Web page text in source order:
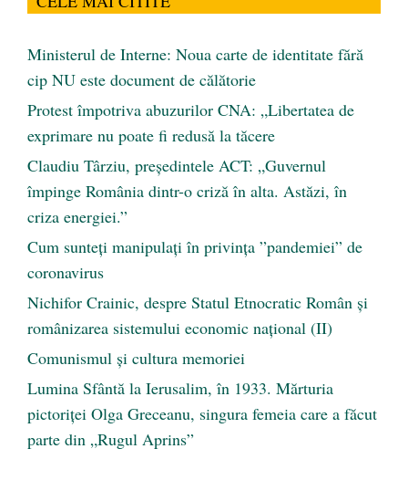
Ministerul de Interne: Noua carte de identitate fără
cip NU este document de călătorie
Protest împotriva abuzurilor CNA: „Libertatea de
exprimare nu poate fi redusă la tăcere
Claudiu Târziu, președintele ACT: „Guvernul
împinge România dintr-o criză în alta. Astăzi, în
criza energiei.”
Cum sunteți manipulați în privința ”pandemiei” de
coronavirus
Nichifor Crainic, despre Statul Etnocratic Român şi
românizarea sistemului economic naţional (II)
Comunismul şi cultura memoriei
Lumina Sfântă la Ierusalim, în 1933. Mărturia
pictoriței Olga Greceanu, singura femeia care a făcut
parte din „Rugul Aprins”